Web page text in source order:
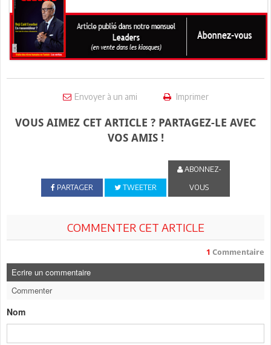
Envoyer à un ami Imprimer
VOUS AIMEZ CET ARTICLE ? PARTAGEZ-LE AVEC
VOS AMIS !
PARTAGER TWEETER
ABONNEZ-
VOUS
COMMENTER CET ARTICLE
1 Commentaire
Ecrire un commentaire
Commenter
Nom